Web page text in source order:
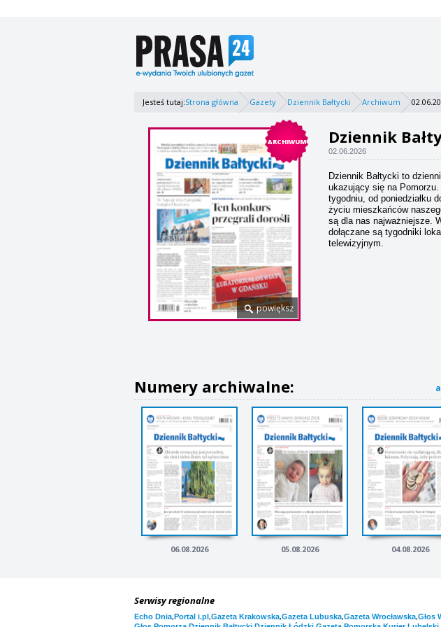
Jesteś tutaj:Strona główna Gazety Dziennik Bałtycki Archiwum
ARCHIWUM
powiększ
Dziennik
02.06.2026
Dziennik Bałtycki to
ukazujący się na
tygodniu, od poniedziałku
życiu mieszkańców
są dla nas najważniejsze.
dołączane są tygodniki
telewizyjnym.
Numery archiwalne:
06.08.2026 05.08.2026 04.08.2026
Serwisy regionalne
Echo Dnia,Portal i.pl,Gazeta Krakowska,Gazeta Lubuska,Gazeta Wrocławska,Głos